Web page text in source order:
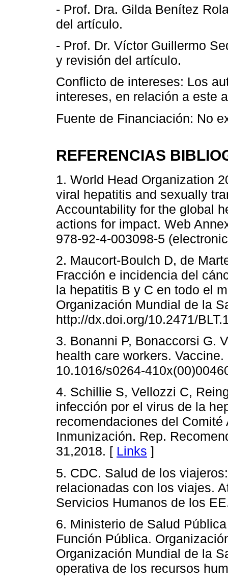
- Prof. Dra. Gilda Benítez
del artículo.
- Prof. Dr. Víctor Guillermo
y revisión del artículo.
Conflicto de intereses: Los
intereses, en relación a este
Fuente de Financiación: No
REFERENCIAS
1. World Head Organization
viral hepatitis and sexually
Accountability for the global
actions for impact. Web
978-92-4-003098-5
2. Maucort-Boulch D, de
Fracción e incidencia del
la hepatitis B y C en todo el
Organización Mundial de la
http://dx.doi.org/10.2471/
3. Bonanni P, Bonaccorsi G.
health care workers.
10.1016/s0264-
4. Schillie S, Vellozzi C,
infección por el virus de la
recomendaciones del
Inmunización. Rep.
31,2018. [ Links ]
5. CDC. Salud de los
relacionadas con los viajes.
Servicios Humanos de los
6. Ministerio de Salud
Función Pública.
Organización Mundial de la
operativa de los recursos